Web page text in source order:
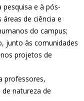
e à pós-
de ciência e
do campus;
junto às comunidades
projetos de
professores,
natureza de